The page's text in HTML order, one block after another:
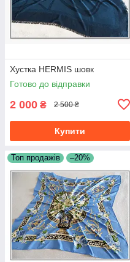
Хустка HERMIS шовк
Готово до відправки
2 000 ₴ 2 500 ₴
Купити
Топ продажів –20%